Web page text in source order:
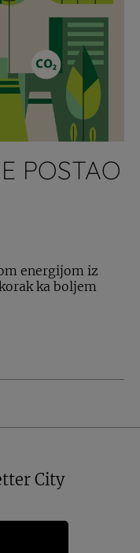
POSTAO
energijom iz
ka boljem
City